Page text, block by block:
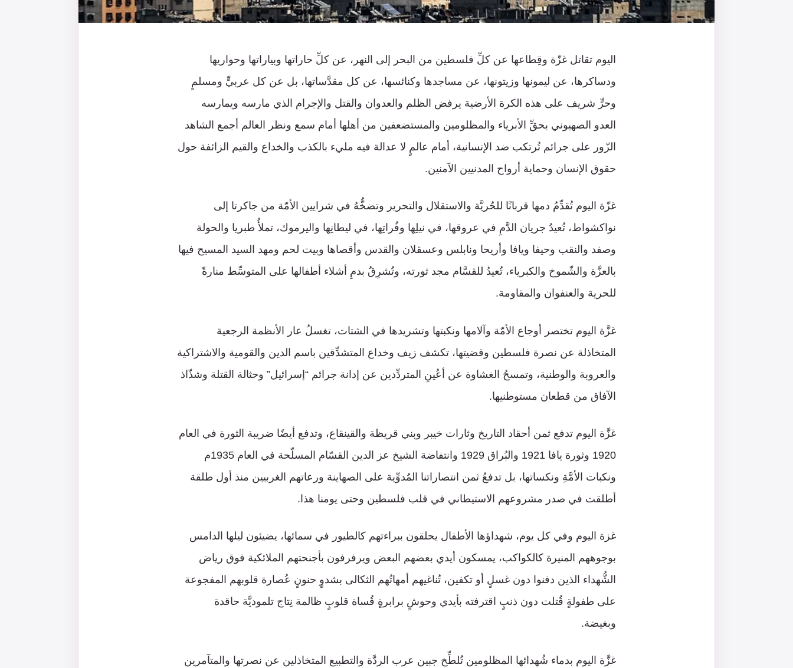
اليوم تقاتل غزّة وقِطاعها عن كلِّ فلسطين من البحر إلى النهر، عن كلِّ حاراتها وبياراتها وحواريها
ودساكرها، عن ليمونها وزيتونها، عن مساجدها وكنائسها، عن كل مقدَّساتها، بل عن كل عربيٍّ ومسلمٍ
وحرٍّ شريف على هذه الكرة الأرضية يرفض الظلم والعدوان والقتل والإجرام الذي مارسه ويمارسه
العدو الصهيوني بحقِّ الأبرياء والمظلومين والمستضعفين من أهلها أمام سمع ونظر العالم أجمع الشاهد
الزّور على جرائم تُرتكب ضد الإنسانية، أمام عالمٍ لا عدالة فيه مليء بالكذب والخداع والقيم الزائفة حول
حقوق الإنسان وحماية أرواح المدنيين الآمنين.
غزّة اليوم تُقدِّمُ دمها قربانًا للحُريَّة والاستقلال والتحرير وتضخُّهُ في شرايين الأمّة من جاكرتا إلى
نواكشواط، تُعيدُ جريان الدَّمِ في عروقها، في نيلِها وفُراتِها، في ليطانِها واليرموك، تملأُ طبريا والحولة
وصفد والنقب وحيفا ويافا وأريحا ونابلس وعسقلان والقدس وأقصاها وبيت لحم ومهد السيد المسيح فيها
بالعزَّة والشّموخ والكبرياء، تُعيدُ للقسَّام مجد ثورته، وتُشرِقُ بدمِ أشلاء أطفالها على المتوسِّط منارةً
للحرية والعنفوان والمقاومة.
غزَّة اليوم تختصر أوجاع الأمّة وآلامها ونكبتها وتشريدها في الشتات، تغسلُ عار الأنظمة الرجعية
المتخاذلة عن نصرة فلسطين وقضيتها، تكشف زيف وخداع المتشدِّقين باسم الدين والقومية والاشتراكية
والعروبة والوطنية، وتمسحُ الغشاوة عن أعُينِ المتردِّدين عن إدانة جرائم “إسرائيل” وحثالة القتلة وشذّاذ
الآفاق من قطعان مستوطنيها.
غزَّة اليوم تدفع ثمن أحقاد التاريخ وثارات خيبر وبني قريظة والقينقاع، وتدفع أيضًا ضريبة الثورة في العام
1920 وثورة يافا 1921 والبُراق 1929 وانتفاضة الشيخ عز الدين القسّام المسلّحة في العام 1935م
ونكبات الأمَّةِ ونكساتها، بل تدفعُ ثمن انتصاراتنا المُدوِّية على الصهاينة ورعاتهم الغربيين منذ أول طلقة
أطلقت في صدر مشروعهم الاستيطاني في قلب فلسطين وحتى يومنا هذا.
غزة اليوم وفي كل يوم، شهداؤها الأطفال يحلقون ببراءتهم كالطيور في سمائها، يضيئون ليلها الدامس
بوجوههم المنيرة كالكواكب، يمسكون أيدي بعضهم البعض ويرفرفون بأجنحتهم الملائكية فوق رياض
الشُّهداء الذين دفنوا دون غسلٍ أو تكفين، تُناغيهم أمهاتُهم الثكالى بشدوٍ حنونٍ عُصارة قلوبهم المفجوعة
على طفولةٍ قُتلت دون ذنبٍ اقترفته بأيدي وحوشٍ برابرةٍ قُساة قلوبٍ ظالمة نِتاج تلموديَّة حاقدة
وبغيضة.
غزَّة اليوم بدماء شُهدائها المظلومين تُلطِّخ جبين عرب الردَّة والتطبيع المتخاذلين عن نصرتها والمتآمرين